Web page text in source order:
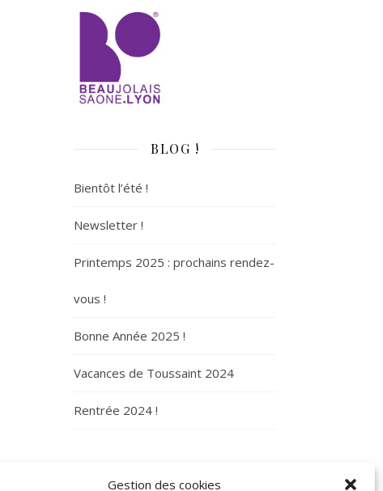
Gestion des cookies
BLOG !
Bientôt l’été !
Newsletter !
Printemps 2025 : prochains rendez-
vous !
Bonne Année 2025 !
Vacances de Toussaint 2024
Rentrée 2024 !